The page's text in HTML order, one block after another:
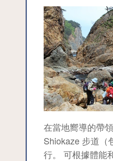
在當地嚮導的帶
Shiokaze 步道（
行。 可根據體能